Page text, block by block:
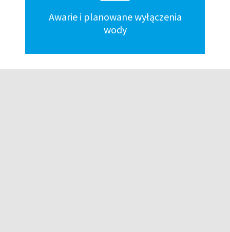
Awarie i planowane wyłączenia
wody